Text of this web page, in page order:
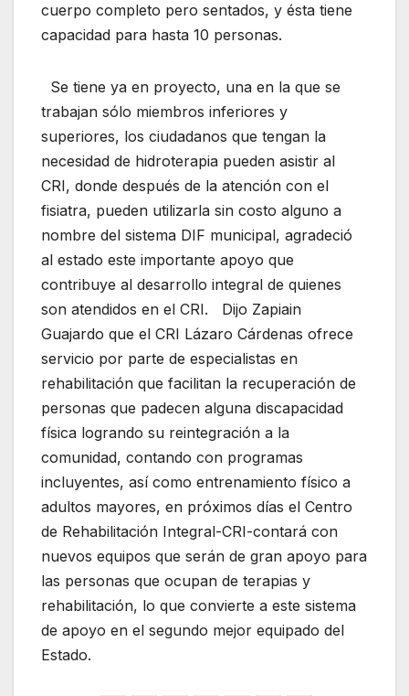
cuerpo completo pero sentados, y ésta tiene
capacidad para hasta 10 personas.
Se tiene ya en proyecto, una en la que se
trabajan sólo miembros inferiores y
superiores, los ciudadanos que tengan la
necesidad de hidroterapia pueden asistir al
CRI, donde después de la atención con el
fisiatra, pueden utilizarla sin costo alguno a
nombre del sistema DIF municipal, agradeció
al estado este importante apoyo que
contribuye al desarrollo integral de quienes
son atendidos en el CRI. Dijo Zapiain
Guajardo que el CRI Lázaro Cárdenas ofrece
servicio por parte de especialistas en
rehabilitación que facilitan la recuperación de
personas que padecen alguna discapacidad
física logrando su reintegración a la
comunidad, contando con programas
incluyentes, así como entrenamiento físico a
adultos mayores, en próximos días el Centro
de Rehabilitación Integral-CRI-contará con
nuevos equipos que serán de gran apoyo para
las personas que ocupan de terapias y
rehabilitación, lo que convierte a este sistema
de apoyo en el segundo mejor equipado del
Estado.